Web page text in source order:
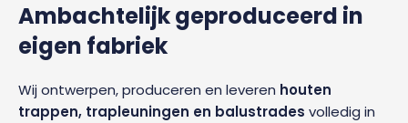
Ambachtelijk geproduceerd in
eigen fabriek
Wij ontwerpen, produceren en leveren houten
trappen, trapleuningen en balustrades volledig in